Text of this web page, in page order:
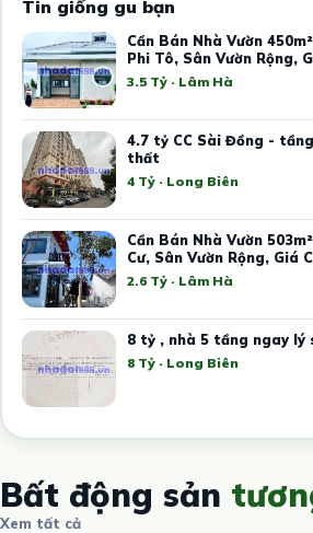
Tin giống gu bạn
Cần Bán Nhà Vườn
Phi Tô, Sân Vườn Rộng,
3.5 Tỷ · Lâm Hà
4.7 tỷ CC Sài Đồng -
thất
4 Tỷ · Long Biên
Cần Bán Nhà Vườn
Cư, Sân Vườn Rộng, Giá
2.6 Tỷ · Lâm Hà
8 tỷ , nhà 5 tầng ngay lý
8 Tỷ · Long Biên
Bất động sản
Xem tất cả